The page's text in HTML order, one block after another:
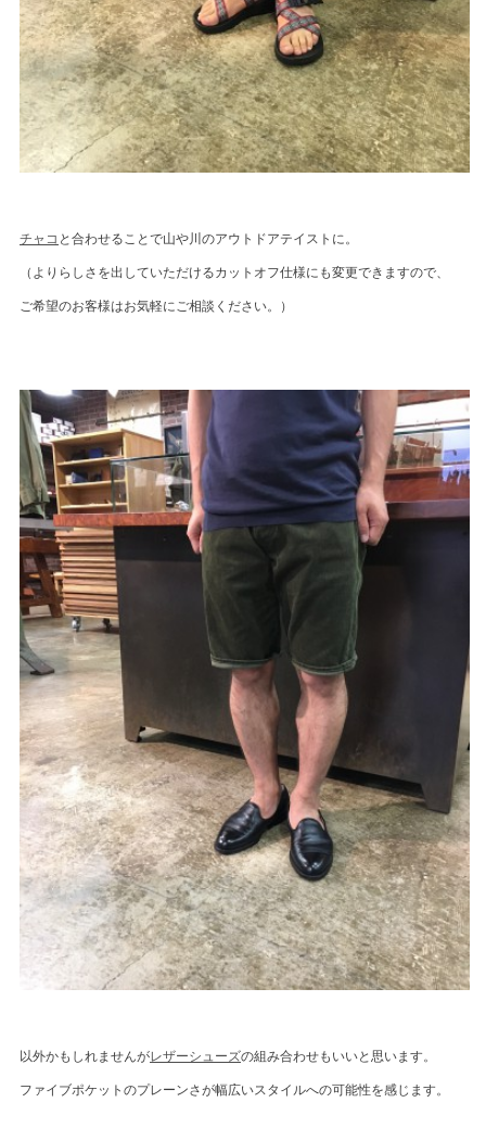
チャコ と合わせることで山や川のアウトドアテイストに。
（よりらしさを出していただけるカットオフ仕様にも変更できますので、
ご希望のお客様はお気軽にご相談ください。）
以外かもしれませんがレザーシューズの組み合わせもいいと思います。
ファイブポケットのプレーンさが幅広いスタイルへの可能性を感じます。